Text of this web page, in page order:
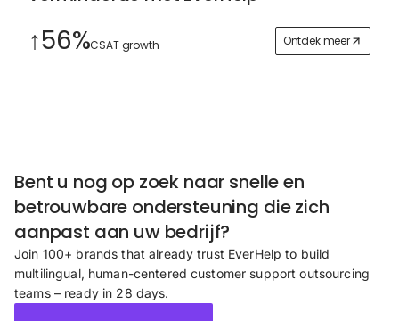
↑56%CSAT growth Ontdek meer
Bent u nog op zoek naar snelle en
betrouwbare ondersteuning die zich
aanpast aan uw bedrijf?
Join 100+ brands that already trust EverHelp to build
multilingual, human-centered customer support outsourcing
teams – ready in 28 days.